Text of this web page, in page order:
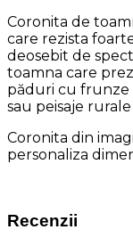
Coronita de
care rezista
deosebit de
toamna care
păduri cu frunze
sau peisaje
Coronita din
personaliza
Recenzii